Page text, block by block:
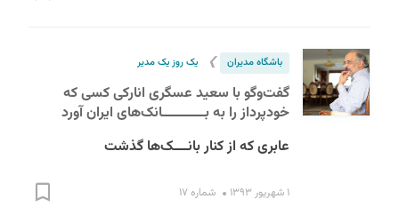
باشگاه مدیران ❯ یک روز یک مدیر
گفت‌وگو با سعید عسگری انارکی کسی که
خودپرداز را به بــــــــــــانک‌های ایران آورد
عابری که از کنار بانــــک‌ها گذشت
۱ شهریور ۱۳۹۳ شماره ۱۷